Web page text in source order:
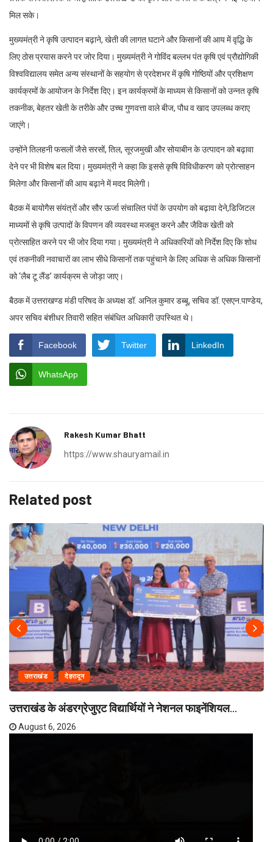
मिल सके।
मुख्यमंत्री ने कृषि उत्पादन बढ़ाने, खेती की लागत घटाने और किसानों की आय में वृद्धि के
लिए ठोस प्रयास करने पर जोर दिया। मुख्यमंत्री ने गोविंद बल्लभ पंत कृषि एवं प्रौद्योगिकी
विश्वविद्यालय समेत अन्य संस्थानों के सहयोग से प्रदेशभर में कृषि गोष्ठियों और प्रशिक्षण
कार्यक्रमों के आयोजन के निर्देश दिए। इन कार्यक्रमों के माध्यम से किसानों को उन्नत कृषि
तकनीक, बेहतर खेती के तरीके और उच्च गुणवत्ता वाले बीज, पौध व खाद उपलब्ध कराए
जाएंगे।
उन्होंने तिलहनी फसलों जैसे सरसों, तिल, सूरजमुखी और सोयाबीन के उत्पादन को बढ़ावा
देने पर भी विशेष बल दिया। मुख्यमंत्री ने कहा कि इससे कृषि विविधीकरण को प्रोत्साहन
मिलेगा और किसानों की आय बढ़ाने में मदद मिलेगी।
बैठक में बायोगैस संयंत्रों और सौर ऊर्जा संचालित पंपों के उपयोग को बढ़ावा देने,डिजिटल
माध्यमों से कृषि उत्पादों के विपणन की व्यवस्था मजबूत करने और जैविक खेती को
प्रोत्साहित करने पर भी जोर दिया गया। मुख्यमंत्री ने अधिकारियों को निर्देश दिए कि शोध
एवं तकनीकी नवाचारों का लाभ सीधे किसानों तक पहुंचाने के लिए अधिक से अधिक किसानों
को ‘लैब टू लैंड’ कार्यक्रम से जोड़ा जाए।
बैठक में उत्तराखण्ड मंडी परिषद के अध्यक्ष डॉ. अनिल कुमार डब्बू, सचिव डॉ. एसएन.पाण्डेय,
अपर सचिव बंशीधर तिवारी सहित संबंधित अधिकारी उपस्थित थे।
Facebook Twitter LinkedIn
WhatsApp
Rakesh Kumar Bhatt
https://www.shauryamail.in
Related post
उत्तराखंड देहरादून
उत्तराखंड के अंडरग्रेजुएट विद्यार्थियों ने नेशनल फाइनेंशियल...
August 6, 2026